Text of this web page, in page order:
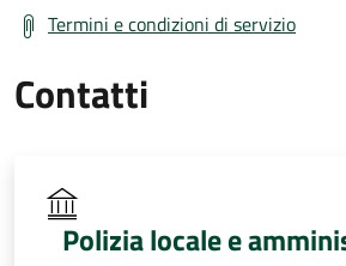
Termini e condizioni di servizio
Contatti
Polizia locale e